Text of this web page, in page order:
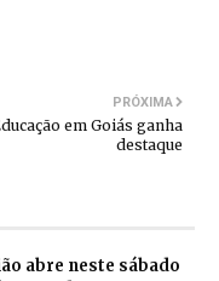
PRÓXIMA
em Goiás ganha
destaque
abre neste sábado